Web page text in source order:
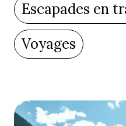
Escapades en
Voyages